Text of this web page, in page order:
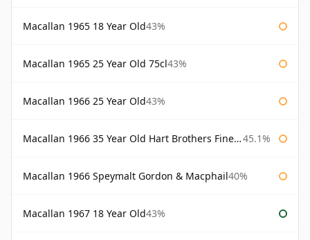
Macallan 1965 18 Year Old43%
Macallan 1965 25 Year Old 75cl43%
Macallan 1966 25 Year Old43%
Macallan 1966 35 Year Old Hart Brothers Finest Collection 45.1%
Macallan 1966 Speymalt Gordon & Macphail40%
Macallan 1967 18 Year Old43%